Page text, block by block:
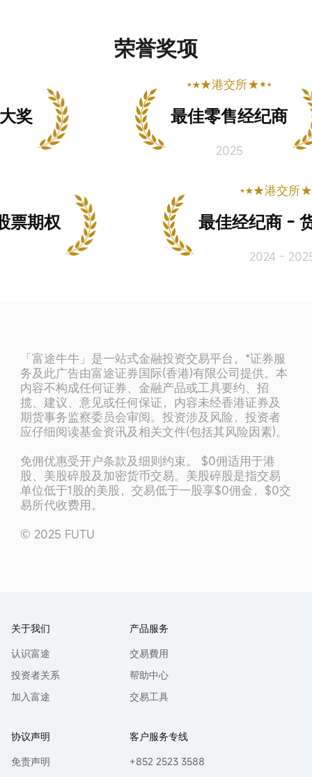
荣誉奖项
奖
港交所
最佳零售经纪商
2025
期权
港交所
最佳经纪商 -
2024 - 2025
「富途牛牛」是一站式金融投资交易平台，*证券服
务及此广告由富途证券国际(香港)有限公司提供。本
内容不构成任何证券、金融产品或工具要约、招
揽、建议、意见或任何保证，内容未经香港证券及
期货事务监察委员会审阅。投资涉及风险，投资者
应仔细阅读基金资讯及相关文件(包括其风险因素)。
免佣优惠受开户条款及细则约束。 $0佣适用于港
股、美股碎股及加密货币交易。美股碎股是指交易
单位低于1股的美股，交易低于一股享$0佣金，$0交
易所代收费用。
© 2025 FUTU
关于我们
认识富途
投资者关系
加入富途
产品服务
交易費用
帮助中心
交易工具
协议声明
免责声明
客户服务专线
+852 2523 3588